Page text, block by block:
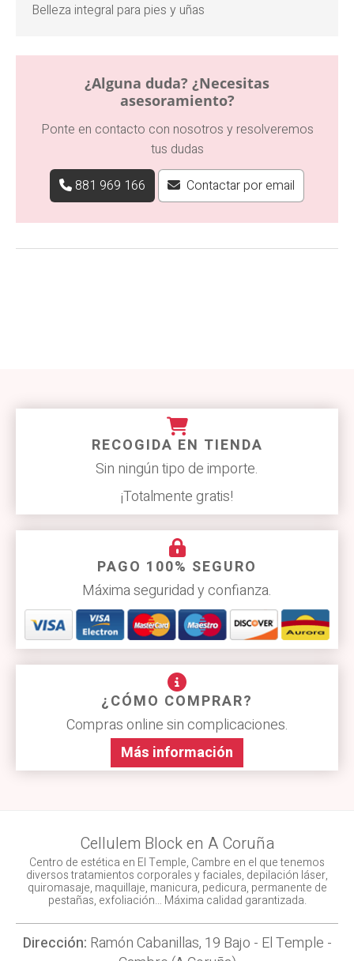
Belleza integral para pies y uñas
¿Alguna duda? ¿Necesitas
asesoramiento?
Ponte en contacto con nosotros y resolveremos
tus dudas
881 969 166
Contactar por email
RECOGIDA EN TIENDA
Sin ningún tipo de importe.
¡Totalmente gratis!
PAGO 100% SEGURO
Máxima seguridad y confianza.
¿CÓMO COMPRAR?
Compras online sin complicaciones.
Más información
Cellulem Block en A Coruña
Centro de estética en El Temple, Cambre en el que tenemos
diversos tratamientos corporales y faciales, depilación láser,
quiromasaje, maquillaje, manicura, pedicura, permanente de
pestañas, exfoliación… Máxima calidad garantizada.
Dirección: Ramón Cabanillas, 19 Bajo - El Temple -